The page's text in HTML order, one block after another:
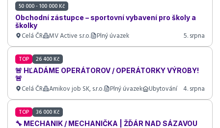
50 000 - 100 000 Kč
Obchodní zástupce – sportovní vybavení pro školy a
školky
Celá ČR MV Active s.r.o. Plný úvazek 5. srpna
TOP 26 400 Kč
🚨 HĽADÁME OPERÁTOROV / OPERÁTORKY VÝROBY!
🚨
Celá ČR Amikov job SK, s.r.o. Plný úvazek Ubytování 4. srpna
TOP 36 000 Kč
🔧 MECHANIK / MECHANIČKA | ŽĎÁR NAD SÁZAVOU